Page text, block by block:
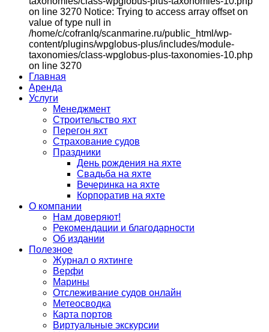
on line 3270 Notice: Trying to access array offset on
value of type null in
/home/c/cofranlq/scanmarine.ru/public_html/wp-
content/plugins/wpglobus-plus/includes/module-
taxonomies/class-wpglobus-plus-taxonomies-10.php
on line 3270
Главная
Аренда
Услуги
Менеджмент
Строительство яхт
Перегон яхт
Страхование судов
Праздники
День рождения на яхте
Свадьба на яхте
Вечеринка на яхте
Корпоратив на яхте
О компании
Нам доверяют!
Рекомендации и благодарности
Об издании
Полезное
Журнал о яхтинге
Верфи
Марины
Отслеживание судов онлайн
Метеосводка
Карта портов
Виртуальные экскурсии